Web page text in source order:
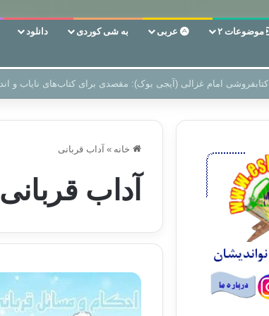
موضوعات ۲ عربی به شی کوردی دانلود
سر دفتر فساد در زمین‌، دوری وکناره‌گیری از راه خداست‌!
خانه » آداب قربانی
آداب قربانی